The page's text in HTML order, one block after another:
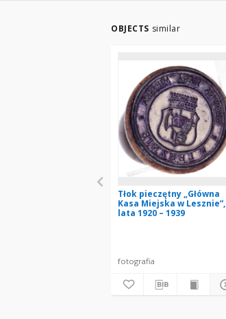
OBJECTS similar
Tłok pieczętny „Główna
Kasa Miejska w Lesznie”,
lata 1920 – 1939
fotografia